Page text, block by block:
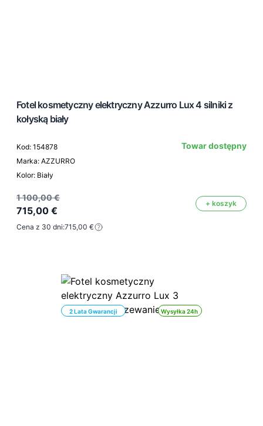
Fotel kosmetyczny elektryczny Azzurro Lux 4 silniki z
kołyską biały
Kod: 154878
Marka: AZZURRO
Kolor: Biały
Towar dostępny
1 100,00 €
715,00 €
+ koszyk
Cena z 30 dni:715,00 €
Wysyłka 24h
2 Lata Gwarancji